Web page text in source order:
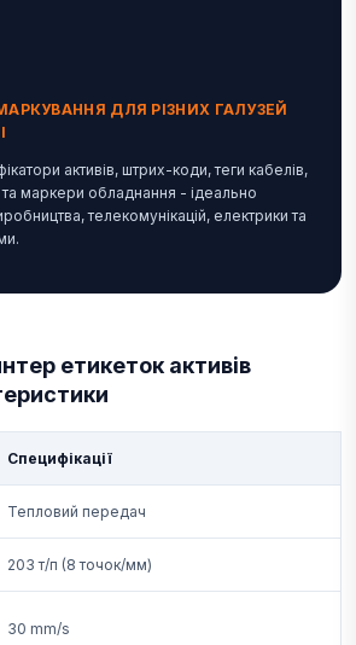
ДЛЯ РІЗНИХ ГАЛУЗЕЙ
активів, штрих-коди, теги кабелів,
та маркери обладнання - ідеально
телекомунікацій, електрики та
етикеток активів
Специфікації
Тепловий передач
203 т/п (8 точок/мм)
30 mm/s